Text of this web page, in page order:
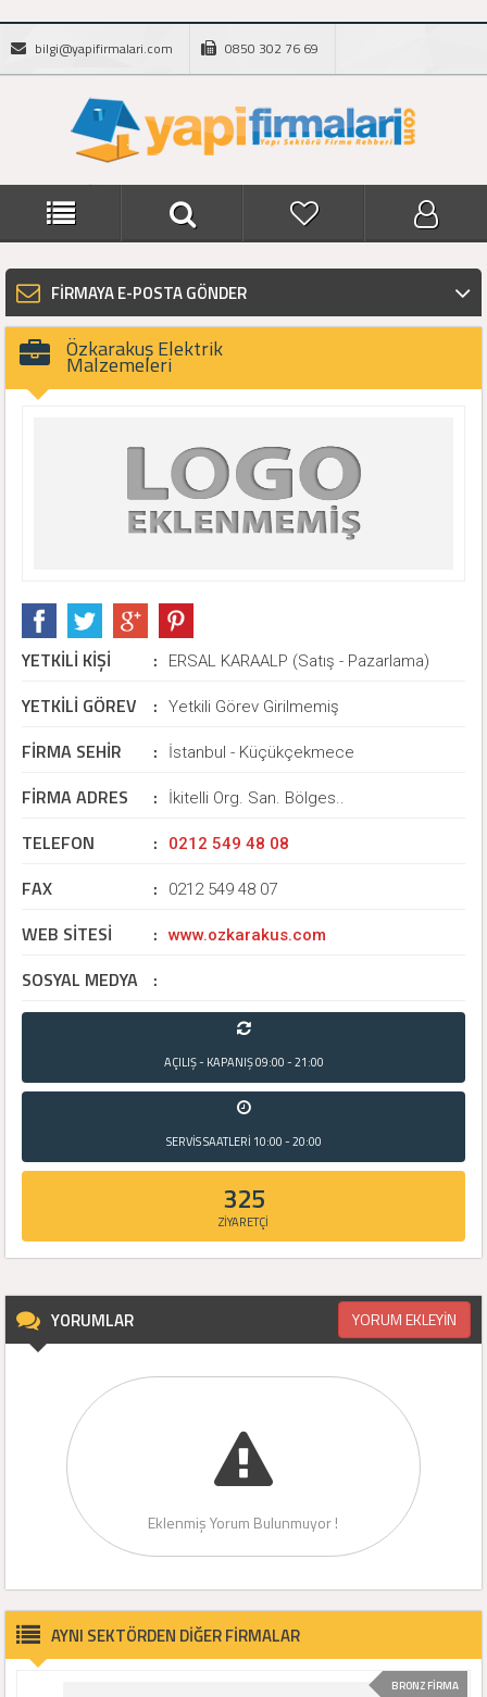
bilgi@yapifirmalari.com 0850 302 76 69
FİRMAYA E-POSTA GÖNDER
Özkarakuş Elektrik
Malzemeleri
YETKİLİ KİŞİ : ERSAL KARAALP (Satış - Pazarlama)
YETKİLİ GÖREV : Yetkili Görev Girilmemiş
FİRMA SEHİR : İstanbul - Küçükçekmece
FİRMA ADRES : İkitelli Org. San. Bölges..
TELEFON : 0212 549 48 08
FAX : 0212 549 48 07
WEB SİTESİ : www.ozkarakus.com
SOSYAL MEDYA :
AÇILIŞ - KAPANIŞ09:00 - 21:00
SERVİS SAATLERİ 10:00 - 20:00
325
ZİYARETÇİ
YORUMLAR YORUM EKLEYİN
Eklenmiş Yorum Bulunmuyor !
AYNI SEKTÖRDEN DİĞER FİRMALAR
BRONZ FİRMA